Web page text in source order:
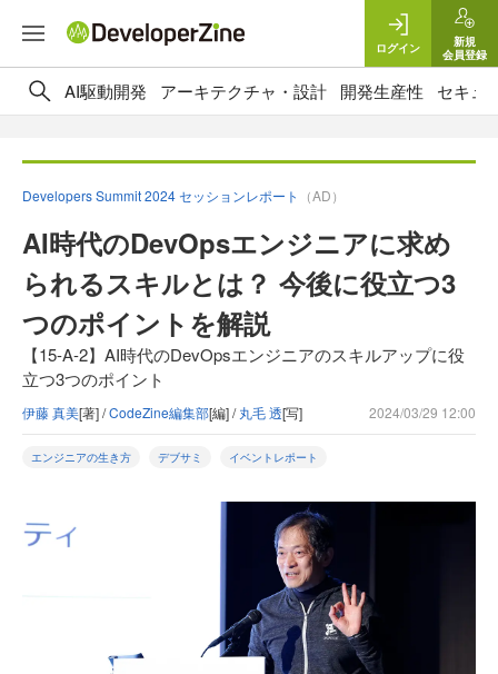
ログイン
新規
会員登録
AI駆動開発 アーキテクチャ・設計 開発生産性 セキュ
Developers Summit 2024 セッションレポート （AD）
AI時代のDevOpsエンジニアに求め
られるスキルとは？ 今後に役立つ3
つのポイントを解説
【15-A-2】AI時代のDevOpsエンジニアのスキルアップに役
立つ3つのポイント
伊藤 真美[著] /CodeZine編集部[編] /丸毛 透[写] 2024/03/29 12:00
エンジニアの生き方 デブサミ イベントレポート